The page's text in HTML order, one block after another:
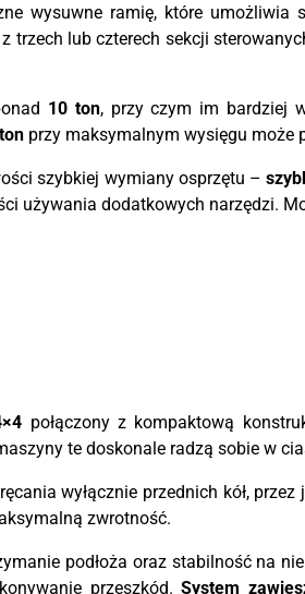
wysuwne ramię, które umożliwia
trzech lub czterech sekcji
10 ton, przy czym im bardziej
przy maksymalnym wysięgu może
szybkiej wymiany osprzętu –
używania dodatkowych narzędzi.
połączony z kompaktową
te doskonale radzą sobie w
wyłącznie przednich kół,
zwrotność.
podłoża oraz stabilność na
przeszkód.System